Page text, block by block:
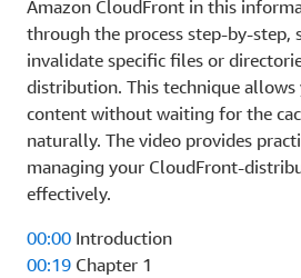
Amazon CloudFront in this
through the process step-by-step,
invalidate specific files or
distribution. This technique
content without waiting for the
naturally. The video provides
managing your CloudFront-
effectively.
00:00 Introduction
00:19 Chapter 1